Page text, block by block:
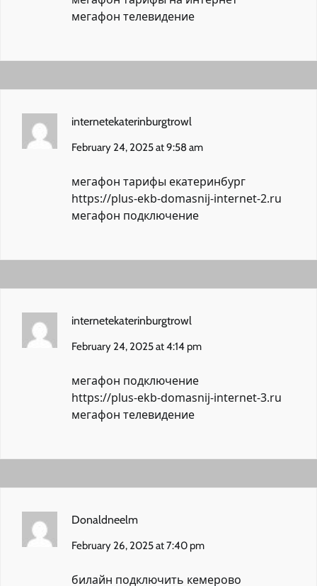
мегафон телевидение
internetekaterinburgtrowl
February 24, 2025 at 9:58 am
мегафон тарифы екатеринбург
https://plus-ekb-domasnij-internet-2.ru
мегафон подключение
internetekaterinburgtrowl
February 24, 2025 at 4:14 pm
мегафон подключение
https://plus-ekb-domasnij-internet-3.ru
мегафон телевидение
Donaldneelm
February 26, 2025 at 7:40 pm
билайн подключить кемерово